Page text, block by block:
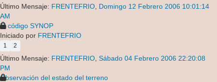
Último Mensaje: FRENTEFRIO Domingo 12 Febrero 2006 10:01:14
AM
El código SYNOP
Iniciado por FRENTEFRIO
1 2
Último Mensaje: FRENTEFRIO Sábado 04 Febrero 2006 22:20:08
PM
Observación del estado del terreno